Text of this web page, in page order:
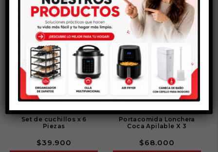
AGOTADO
Set de cuchillos x 6
Piezas
$39.900
Portacomida Lonchera
Coca Apilable X 3
$68.000